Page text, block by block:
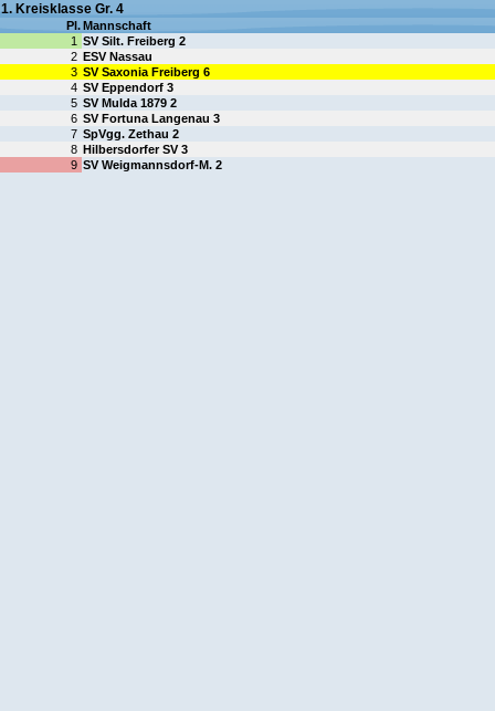
1. Kreisklasse Gr. 4
Pl.Mannschaft
1 SV Silt. Freiberg 2
2 ESV Nassau
3 SV Saxonia Freiberg 6
4 SV Eppendorf 3
5 SV Mulda 1879 2
6 SV Fortuna Langenau 3
7 SpVgg. Zethau 2
8 Hilbersdorfer SV 3
9 SV Weigmannsdorf-M. 2